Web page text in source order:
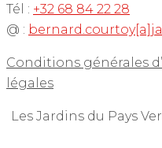
Tél : +32 68 84 22 28
@ :
Conditions générales
légales
Les Jardins du Pays